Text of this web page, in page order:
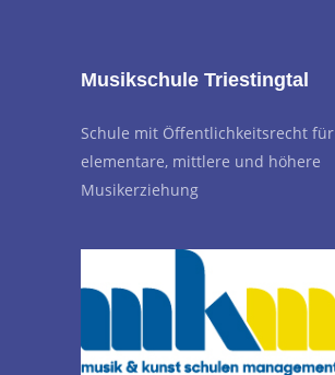
Musikschule Triestingtal
Schule mit Öffentlichkeitsrecht für
elementare, mittlere und höhere
Musikerziehung